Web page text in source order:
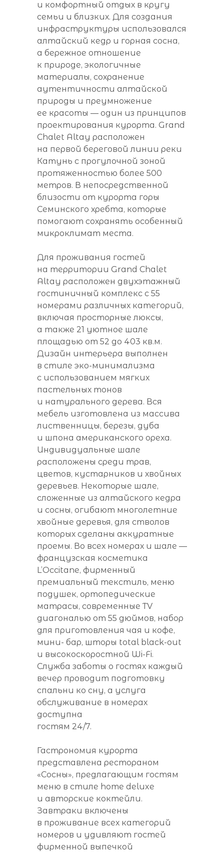
и комфортный отдых в кругу
семьи и близких. Для создания
инфраструктуры использовался
алтайский кедр и горная сосна,
а бережное отношение
к природе, экологичные
материалы, сохранение
аутентичности алтайской
природы и преумножение
ее красоты — один из принципов
проектирования курорта. Grand
Chalet Altay расположен
на первой береговой линии реки
Катунь с прогулочной зоной
протяженностью более 500
метров. В непосредственной
близости от курорта горы
Семинского хребта, которые
помогают сохранять особенный
микроклимат места.
Для проживания гостей
на территории Grand Chalet
Altay расположен двухэтажный
гостиничный комплекс с 55
номерами различных категорий,
включая просторные люксы,
а также 21 уютное шале
площадью от 52 до 403 кв.м.
Дизайн интерьера выполнен
в стиле эко-минимализма
с использованием мягких
пастельных тонов
и натурального дерева. Вся
мебель изготовлена из массива
лиственницы, березы, дуба
и шпона американского ореха.
Индивидуальные шале
расположены среди трав,
цветов, кустарников и хвойных
деревьев. Некоторые шале,
сложенные из алтайского кедра
и сосны, огибают многолетние
хвойные деревья, для стволов
которых сделаны аккуратные
проемы. Во всех номерах и шале —
французская косметика
L’Occitane, фирменный
премиальный текстиль, меню
подушек, ортопедические
матрасы, современные TV
диагональю от 55 дюймов, набор
для приготовления чая и кофе,
мини- бар, шторы total black-out
и высокоскоростной Wi-Fi.
Служба заботы о гостях каждый
вечер проводит подготовку
спальни ко сну, а услуга
обслуживание в номерах
доступна
гостям 24/7.
Гастрономия курорта
представлена рестораном
«Сосны», предлагающим гостям
меню в стиле home deluxe
и авторские коктейли.
Завтраки включены
в проживание всех категорий
номеров и удивляют гостей
фирменной выпечкой